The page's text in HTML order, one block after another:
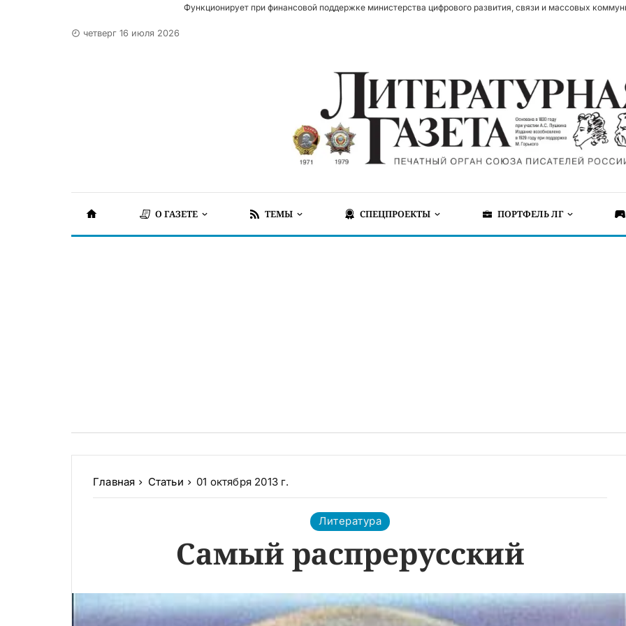
Функционирует при финансовой поддержке министерства цифрового развития, связи и массовых
четверг 16 июля 2026
О ГАЗЕТЕ ТЕМЫ СПЕЦПРОЕКТЫ ПОРТФЕЛЬ ЛГ
Главная Статьи 01 октября 2013 г.
Литература
Самый распрерусский